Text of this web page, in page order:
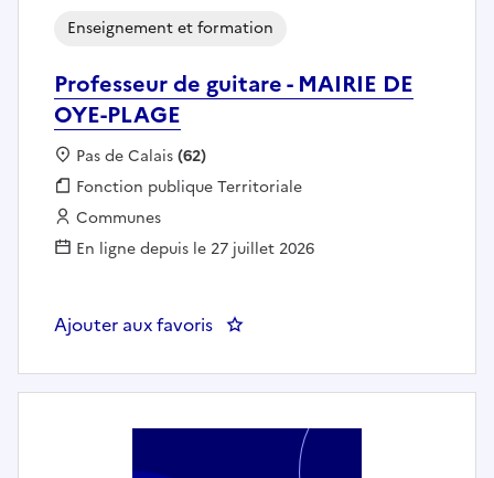
Professeur de guitare - MAIRIE DE
OYE-PLAGE
Enseignement et formation
Localisation :
Pas de Calais(62)
Fonction publique :
Fonction publique Territoriale
Employeur :
Communes
En ligne depuis le 27 juillet 2026
Ajouter aux favoris : Professeur de guitare - MAIRIE